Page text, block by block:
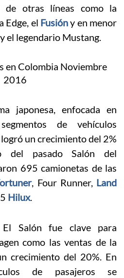
de otras líneas como la
Edge, el Fusióny en menor
el legendario Mustang.
japonesa, enfocada en
de vehículos
un crecimiento del 2%
del pasado Salón del
695 camionetas de las
, Four Runner, Land
Hilux.
Salón fue clave para
como las ventas de la
crecimiento del 20%. En
de pasajeros se